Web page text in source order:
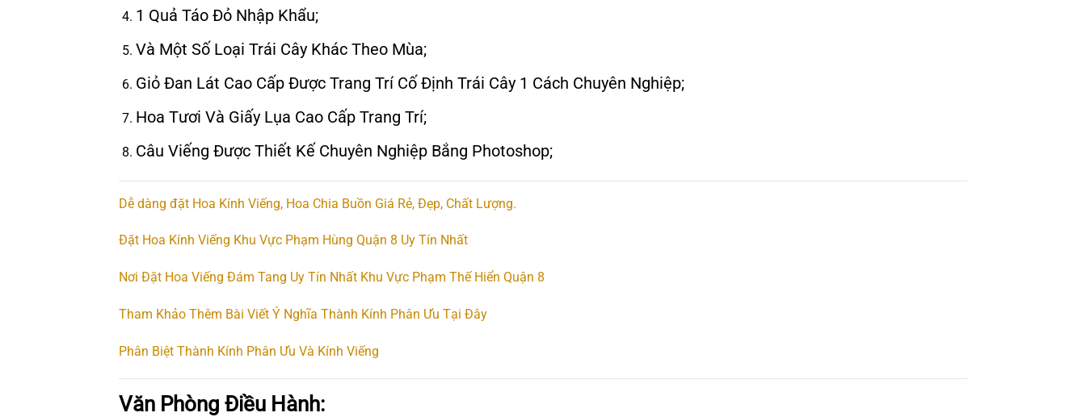
1 Quả Táo Đỏ Nhập Khẩu;
Và Một Số Loại Trái Cây Khác Theo Mùa;
Giỏ Đan Lát Cao Cấp Được Trang Trí Cố Định Trái Cây 1 Cách Chuyên Nghiệp;
Hoa Tươi Và Giấy Lụa Cao Cấp Trang Trí;
Câu Viếng Được Thiết Kế Chuyên Nghiệp Bắng Photoshop;
Dễ dàng đặt Hoa Kính Viếng, Hoa Chia Buồn Giá Rẻ, Đẹp, Chất Lượng.
Đặt Hoa Kính Viếng Khu Vực Phạm Hùng Quận 8 Uy Tín Nhất
Nơi Đặt Hoa Viếng Đám Tang Uy Tín Nhất Khu Vực Phạm Thế Hiển Quận 8
Tham Khảo Thêm Bài Viết Ý Nghĩa Thành Kính Phân Ưu Tại Đây
Phân Biệt Thành Kính Phân Ưu Và Kính Viếng
Văn Phòng Điều Hành: